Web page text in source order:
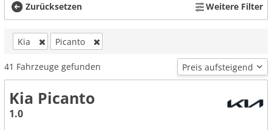
Zurücksetzen Weitere Filter
Kia Picanto
41 Fahrzeuge gefunden
Kia Picanto
1.0